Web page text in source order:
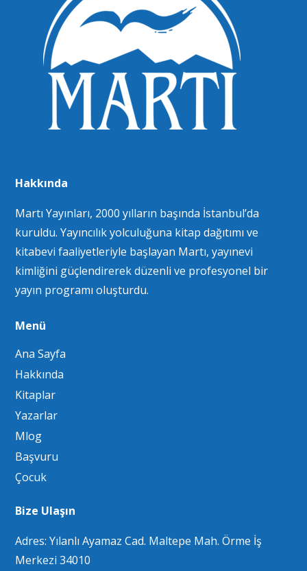
Hakkında
Martı Yayınları, 2000 yılların başında İstanbul’da
kuruldu. Yayıncılık yolculuğuna kitap dağıtımı ve
kitabevi faaliyetleriyle başlayan Martı, yayınevi
kimliğini güçlendirerek düzenli ve profesyonel bir
yayın programı oluşturdu.
Menü
Ana Sayfa
Hakkında
Kitaplar
Yazarlar
Mlog
Başvuru
Çocuk
Bize Ulaşın
Adres: Yılanlı Ayamaz Cad. Maltepe Mah. Örme İş
Merkezi 34010